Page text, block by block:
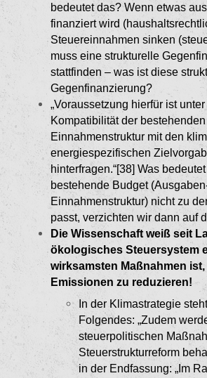
bedeutet das? Wenn etwas
finanziert wird
Steuereinnahmen sinken
muss eine strukturelle
stattfinden – was ist diese
Gegenfinan­zierung?
„Voraussetzung hierfür ist
Kom­patibilität der
Ein­nahmenstruktur mit den
energiespezifi­schen
hinterfragen.“[38] Was
bestehende Budget
Einnahmenstruktur) nicht zu
passt, verzichten wir dann auf
Die Wissenschaft weiß seit
ökologisches Steuersystem
wirksams­ten Maßnahmen
Emissionen zu reduzieren!
In der Klimastrategie
Folgendes: „Zudem
steuerpolitischen
Steuerstrukturreform
in der Endfassung: „Im